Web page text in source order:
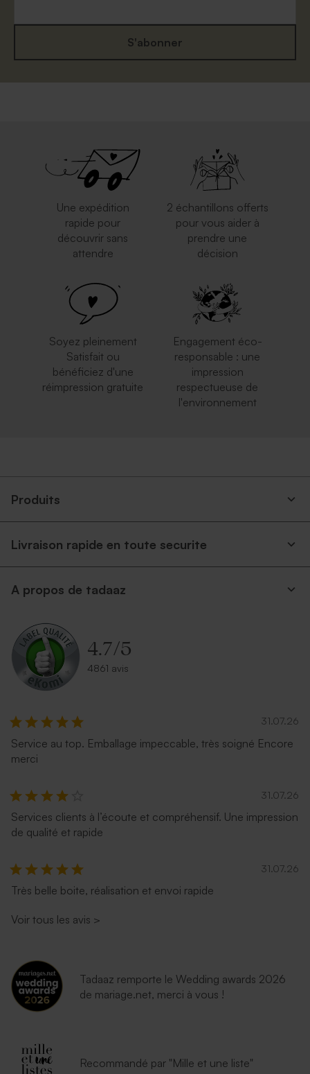
Jolie enveloppe blanche
Enveloppe bleu ciel
Enveloppe rouge
Enveloppe naissance crème
S'abonner
Une expédition
rapide pour
découvrir sans
attendre
2 échantillons offerts
pour vous aider à
prendre une
décision
Soyez pleinement
Satisfait ou
bénéficiez d'une
réimpression gratuite
Engagement éco-
responsable : une
impression
respectueuse de
l'environnement
Produits
Livraison rapide en toute securite
A propos de tadaaz
4.7/5
4861 avis
31.07.26
Service au top. Emballage impeccable, très soigné Encore
merci
31.07.26
Services clients à l’écoute et compréhensif. Une impression
de qualité et rapide
31.07.26
Très belle boite, réalisation et envoi rapide
Voir tous les avis >
Tadaaz remporte le Wedding awards 2026
de mariage.net, merci à vous !
Recommandé par "Mille et une liste"